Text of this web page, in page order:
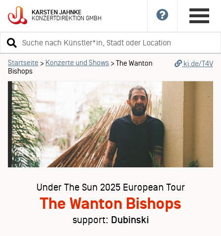
KARSTENJAHNKE
KONZERTDIREKTIONGMBH
Suchbegriff
eingeben
Startseite > Konzerte und Shows >The Wanton
Bishops
kj.de/T4V
Under The Sun 2025 European Tour
The Wanton Bishops
support: Dubinski